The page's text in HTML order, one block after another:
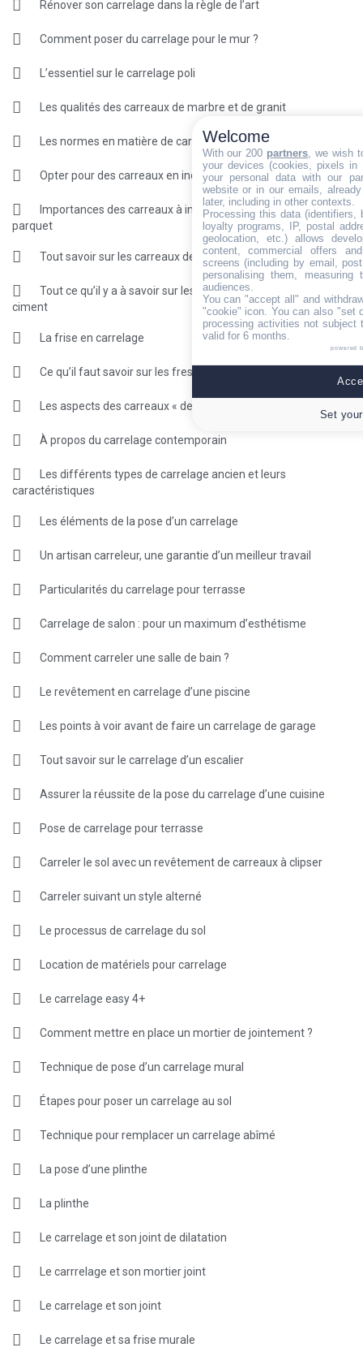
Rénover son carrelage dans la règle de l’art
Comment poser du carrelage pour le mur ?
L’essentiel sur le carrelage poli
Les qualités des carreaux de marbre et de granit
Les normes en matière de carrelage
Opter pour des carreaux en inox pour optimiser la décoration
Importances des carreaux à imitation de marbre et de
parquet
Tout savoir sur les carreaux de grès cérame
Tout ce qu’il y a à savoir sur les carreaux en béton et en
ciment
La frise en carrelage
Ce qu’il faut savoir sur les fresques
Les aspects des carreaux « design »
À propos du carrelage contemporain
Les différents types de carrelage ancien et leurs
caractéristiques
Les éléments de la pose d’un carrelage
Un artisan carreleur, une garantie d’un meilleur travail
Particularités du carrelage pour terrasse
Carrelage de salon : pour un maximum d’esthétisme
Comment carreler une salle de bain ?
Le revêtement en carrelage d’une piscine
Les points à voir avant de faire un carrelage de garage
Tout savoir sur le carrelage d’un escalier
Assurer la réussite de la pose du carrelage d’une cuisine
Pose de carrelage pour terrasse
Carreler le sol avec un revêtement de carreaux à clipser
Carreler suivant un style alterné
Le processus de carrelage du sol
Location de matériels pour carrelage
Le carrelage easy 4+
Comment mettre en place un mortier de jointement ?
Technique de pose d’un carrelage mural
Étapes pour poser un carrelage au sol
Technique pour remplacer un carrelage abîmé
La pose d’une plinthe
La plinthe
Le carrelage et son joint de dilatation
Le carrrelage et son mortier joint
Le carrelage et son joint
Le carrelage et sa frise murale
Welcome
With our 200 partners, we wish
your devices (cookies, pixels
your personal data with our
website or in our emails,
later, including in other contexts.
Processing this data (identifiers,
loyalty programs, IP, postal
geolocation, etc.) allows
content, commercial offers
screens (including by email,
personalising them, measuring
audiences.
You can "accept all" and
"cookie" icon. You can also "set
processing activities not subject
valid for 6 months.
powered
Set